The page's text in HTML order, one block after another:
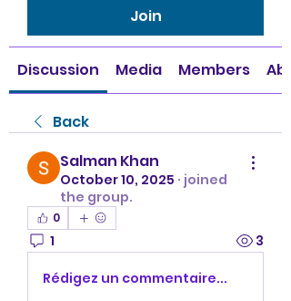
Join
Discussion Media Members
Back
Salman Khan
October 10, 2025 · joined
the group.
0
1 3
Rédigez un commentaire...